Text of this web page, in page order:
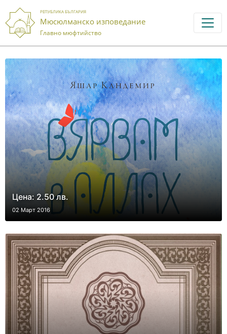
РЕПУБЛИКА БЪЛГАРИЯ
Мюсюлманско изповедание
Главно мюфтийство
Цена: 2.50 лв.
02 Март 2016